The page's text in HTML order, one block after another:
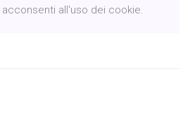
all'uso dei cookie.